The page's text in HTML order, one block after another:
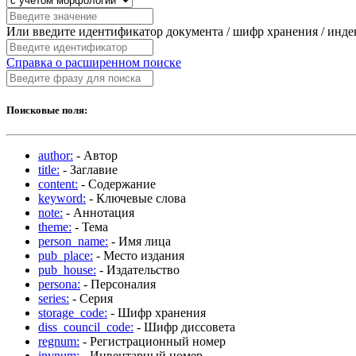
Или введите идентификатор документа / шифр хранения /
Справка о расширенном поиске
Поисковые поля:
author: - Автор
title: - Заглавие
content: - Содержание
keyword: - Ключевые слова
note: - Аннотация
theme: - Тема
person_name: - Имя лица
pub_place: - Место издания
pub_house: - Издательство
persona: - Персоналия
series: - Серия
storage_code: - Шифр хранения
diss_council_code: - Шифр диссовета
regnum: - Регистрационный номер